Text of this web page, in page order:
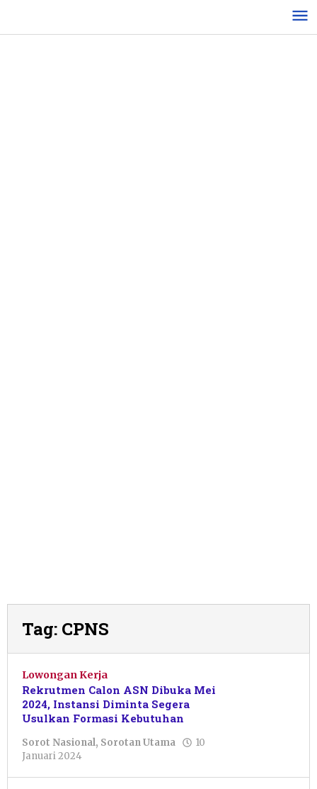
konten
Tag: CPNS
Lowongan Kerja
Rekrutmen Calon ASN Dibuka Mei
2024, Instansi Diminta Segera
Usulkan Formasi Kebutuhan
Sorot Nasional, Sorotan Utama
10
Januari 2024